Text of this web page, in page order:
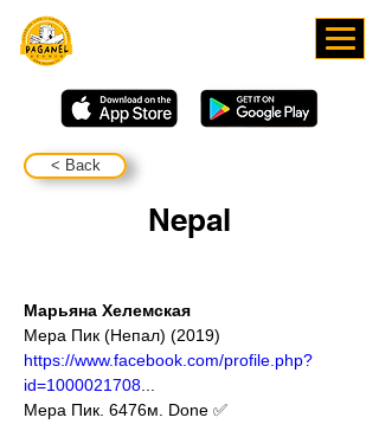
< Back
Nepal
Марьяна Хелемская
Мера Пик (Непал) (2019)
https://www.facebook.com/profile.php?
id=1000021708
Мера Пик. 6476м. Done ✅